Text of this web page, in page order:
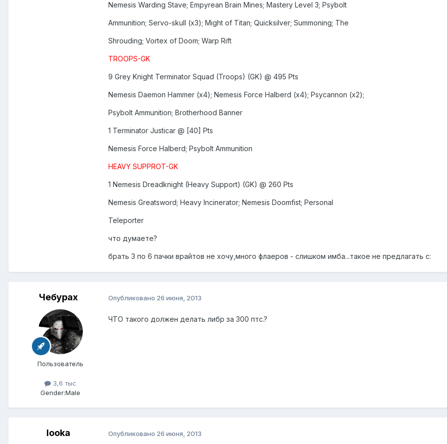
Nemesis Warding Stave; Empyrean Brain Mines; Mastery Level 3; Psybolt
Ammunition; Servo-skull (x3); Might of Titan; Quicksilver; Summoning; The
Shrouding; Vortex of Doom; Warp Rift
TROOPS-GK
9 Grey Knight Terminator Squad (Troops) (GK) @ 495 Pts
Nemesis Daemon Hammer (x4); Nemesis Force Halberd (x4); Psycannon (x2);
Psybolt Ammunition; Brotherhood Banner
1 Terminator Justicar @ [40] Pts
Nemesis Force Halberd; Psybolt Ammunition
HEAVY SUPPROT-GK
1 Nemesis Dreadknight (Heavy Support) (GK) @ 260 Pts
Nemesis Greatsword; Heavy Incinerator; Nemesis Doomfist; Personal
Teleporter
что думаете?
брать 3 по 6 пачки врайтов не хочу,много флаеров - слишком имба...такое не предлагать с:
Чебурах
Пользователь
3,6 тыс
Gender:Male
Опубликовано 26 июня, 2013
ЧТО такого должен делать либр за 300 птс.?
looka Опубликовано 26 июня, 2013